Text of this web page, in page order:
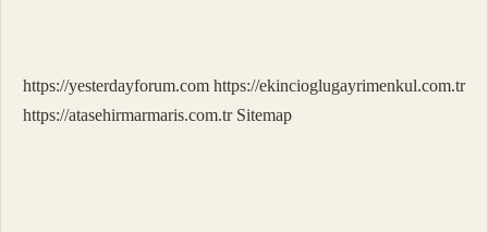
https://yesterdayforum.com https://ekincioglugayrimenkul.com.tr
https://atasehirmarmaris.com.tr Sitemap